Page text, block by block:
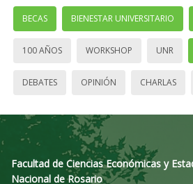
BECAS BIENESTAR UNIVERSITARIO
100 AÑOS WORKSHOP UNR
DEBATES OPINIÓN CHARLAS
Facultad de Ciencias Económicas y
Nacional de Rosario